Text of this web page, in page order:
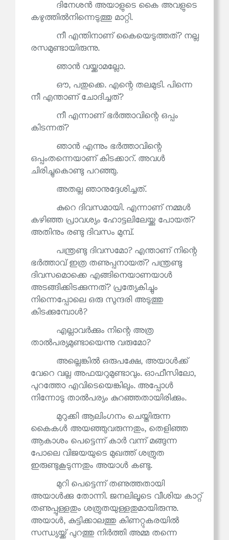
ദിനേശൻ അയാളുടെ കൈ അവളുടെ
കഴുത്തിൽനിന്നെടുത്തു മാറ്റി.
നീ എന്തിനാണ് കൈയെടുത്തത്? നല്ല
രസമുണ്ടായിരുന്നു.
ഞാൻ വയ്ക്കാമല്ലോ.
ഔ, പതുക്കെ. എന്റെ തലമുടി. പിന്നെ
നീ എന്താണ് ചോദിച്ചത്?
നീ എന്നാണ് ഭർത്താവിന്റെ ഒപ്പം
കിടന്നത്?
ഞാൻ എന്നും ഭർത്താവിന്റെ
ഒപ്പംതന്നെയാണ് കിടക്കാറ്. അവൾ
ചിരിച്ചുകൊണ്ടു പറഞ്ഞു.
അതല്ല ഞാനുദ്ദേശിച്ചത്.
കുറെ ദിവസമായി. എന്നാണ് നമ്മൾ
കഴിഞ്ഞ പ്രാവശ്യം ഹോട്ടലിലേയ്ക്കു പോയത്?
അതിനും രണ്ടു ദിവസം മുമ്പ്.
പന്ത്രണ്ടു ദിവസമോ? എന്താണ് നിന്റെ
ഭർത്താവ് ഇത്ര തണുപ്പനായത്? പന്ത്രണ്ടു
ദിവസമൊക്കെ എങ്ങിനെയാണയാൾ
അടങ്ങിക്കിടക്കുന്നത്? പ്രത്യേകിച്ചും
നിന്നെപ്പോലെ ഒരു സുന്ദരി അടുത്തു
കിടക്കുമ്പോൾ?
എല്ലാവർക്കും നിന്റെ അത്ര
താൽപര്യമുണ്ടായെന്നു വരുമോ?
അല്ലെങ്കിൽ ഒരുപക്ഷേ, അയാൾക്ക്
വേറെ വല്ല അഫയറുമുണ്ടാവും. ഓഫീസിലോ,
പുറത്തോ എവിടെയെങ്കിലും. അപ്പോൾ
നിന്നോടു താൽപര്യം കുറഞ്ഞതായിരിക്കും.
മുറുക്കി ആലിംഗനം ചെയ്തിരുന്ന
കൈകൾ അയഞ്ഞുവരുന്നതും, തെളിഞ്ഞ
ആകാശം പെട്ടെന്ന് കാർ വന്ന് മങ്ങുന്ന
പോലെ വിജയയുടെ മുഖത്ത് ശത്രുത
ഇരുണ്ടുകൂടുന്നതും അയാൾ കണ്ടു.
മുറി പെട്ടെന്ന് തണുത്തതായി
അയാൾക്കു തോന്നി. ജനലിലൂടെ വീശിയ കാറ്റ്
തണുപ്പുള്ളതും ശത്രുതയുള്ളതുമായിരുന്നു.
അയാൾ, കുട്ടിക്കാലത്തു കിണറ്റുകരയിൽ
സന്ധ്യയ്ക്ക് പുറത്തു നിർത്തി അമ്മ തന്നെ